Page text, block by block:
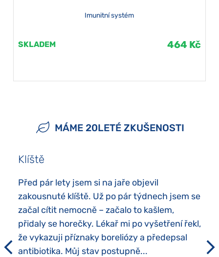
Imunitní systém
SKLADEM 464 Kč
MÁME 20LETÉ ZKUŠENOSTI
Klíště
Před pár lety jsem si na jaře objevil
zakousnuté klíště. Už po pár týdnech jsem se
začal cítit nemocně – začalo to kašlem,
přidaly se horečky. Lékař mi po vyšetření řekl,
že vykazuji příznaky boreliózy a předepsal
antibiotika. Můj stav postupně...